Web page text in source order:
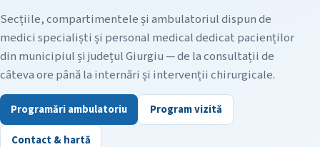
Secțiile, compartimentele și ambulatoriul dispun de
medici specialiști și personal medical dedicat pacienților
din municipiul și județul Giurgiu — de la consultații de
câteva ore până la internări și intervenții chirurgicale.
Programări ambulatoriu Program vizită
Contact & hartă